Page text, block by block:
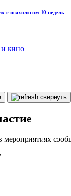
с психологом 10 недель
свернуть
мероприятиях